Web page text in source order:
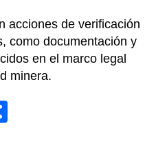
acciones de verificación
como documentación y
en el marco legal
minera.